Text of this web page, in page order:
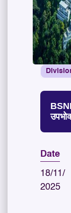
Date
18/11/
2025